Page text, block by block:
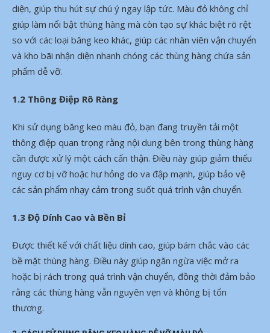
diện, giúp thu hút sự chú ý ngay lập tức. Màu đỏ không chỉ
giúp làm nổi bật thùng hàng mà còn tạo sự khác biệt rõ rệt
so với các loại băng keo khác, giúp các nhân viên vận chuyển
và kho bãi nhận diện nhanh chóng các thùng hàng chứa sản
phẩm dễ vỡ.
1.2 Thông Điệp Rõ Ràng
Khi sử dụng băng keo màu đỏ, bạn đang truyền tải một
thông điệp quan trọng rằng nội dung bên trong thùng hàng
cần được xử lý một cách cẩn thận. Điều này giúp giảm thiểu
nguy cơ bị vỡ hoặc hư hỏng do va đập mạnh, giúp bảo vệ
các sản phẩm nhạy cảm trong suốt quá trình vận chuyển.
1.3 Độ Dính Cao và Bền Bỉ
Được thiết kế với chất liệu dính cao, giúp bám chắc vào các
bề mặt thùng hàng. Điều này giúp ngăn ngừa việc mở ra
hoặc bị rách trong quá trình vận chuyển, đồng thời đảm bảo
rằng các thùng hàng vẫn nguyên vẹn và không bị tổn
thương.